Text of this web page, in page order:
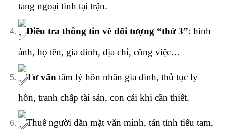
tang ngoại tình tại trận.
Điều tra thông tin về đối tượng “thứ 3”: hình
ảnh, họ tên, gia đình, địa chỉ, công việc…
Tư vấn tâm lý hôn nhân gia đình, thủ tục ly
hôn, tranh chấp tài sản, con cái khi cần thiết.
Thuê người dằn mặt văn minh, tán tỉnh tiểu tam,